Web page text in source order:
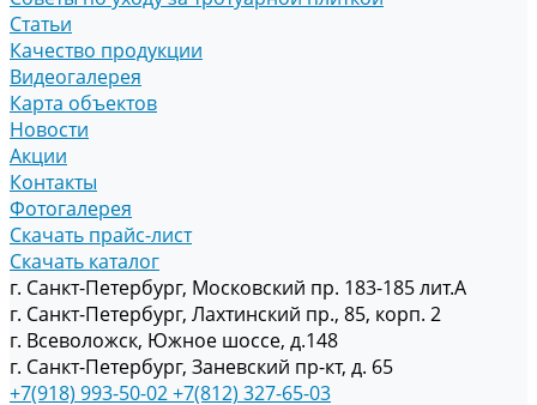
Статьи
Качество продукции
Видеогалерея
Карта объектов
Новости
Акции
Контакты
Фотогалерея
Скачать прайс-лист
Скачать каталог
г. Санкт-Петербург, Московский пр. 183-185 лит.А
г. Санкт-Петербург, Лахтинский пр., 85, корп. 2
г. Всеволожск, Южное шоссе, д.148
г. Санкт-Петербург, Заневский пр-кт, д. 65
+7(918) 993-50-02+7(812) 327-65-03